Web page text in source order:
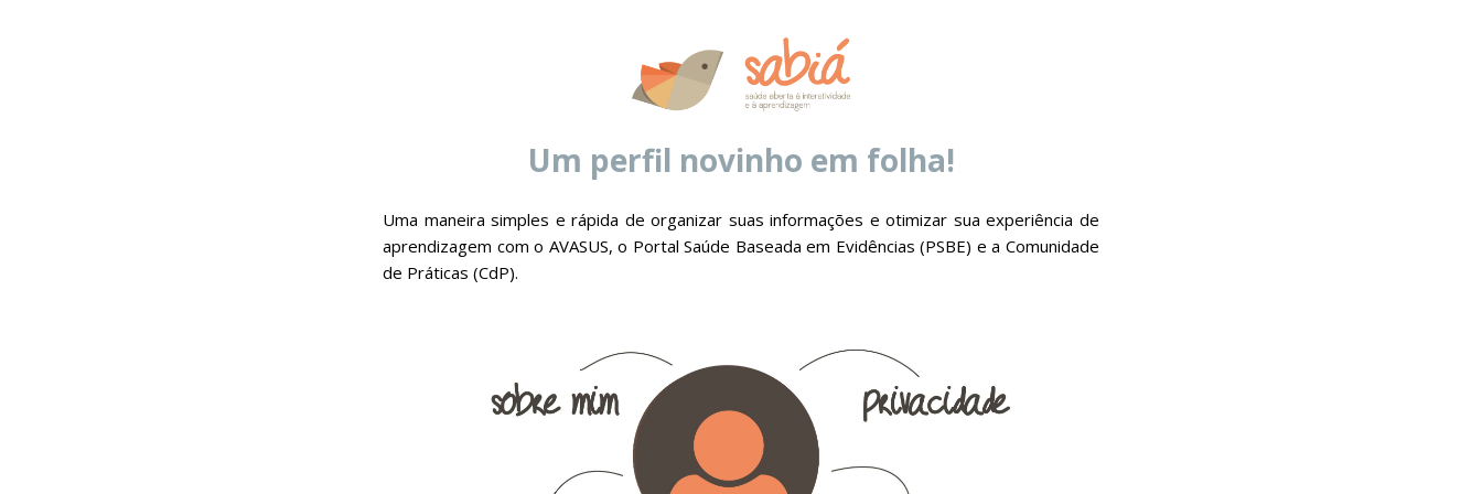
Um perfil novinho em folha!
Uma maneira simples e rápida de organizar suas informações e otimizar sua experiência de
aprendizagem com o AVASUS, o Portal Saúde Baseada em Evidências (PSBE) e a Comunidade
de Práticas (CdP).